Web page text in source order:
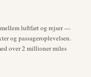
luftfart og rejser —
og passageroplevelsen.
over 2 millioner miles